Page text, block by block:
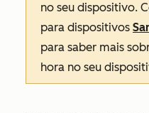
no seu dispositivo.
para dispositivos
para saber mais
hora no seu